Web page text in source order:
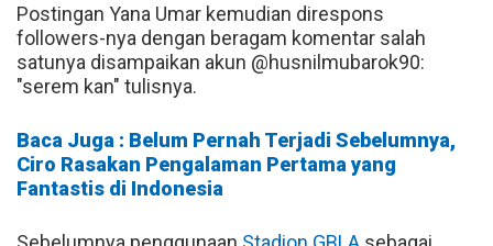
Postingan Yana Umar kemudian direspons
followers-nya dengan beragam komentar salah
satunya disampaikan akun @husnilmubarok90:
"serem kan" tulisnya.
Baca Juga : Belum Pernah Terjadi Sebelumnya,
Ciro Rasakan Pengalaman Pertama yang
Fantastis di Indonesia